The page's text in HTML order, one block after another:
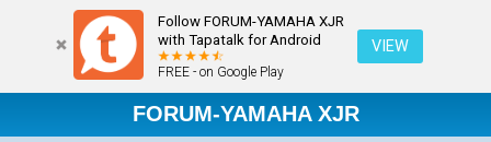
Follow FORUM-YAMAHA XJR
with Tapatalk for Android
FREE - on Google Play
VIEW
FORUM-YAMAHA XJR